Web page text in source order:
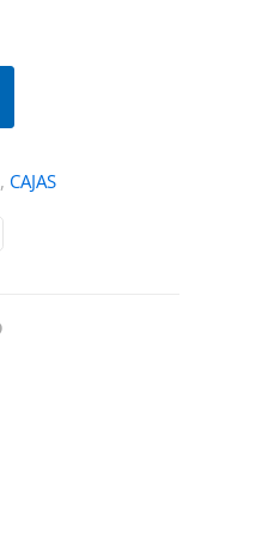
, CAJAS